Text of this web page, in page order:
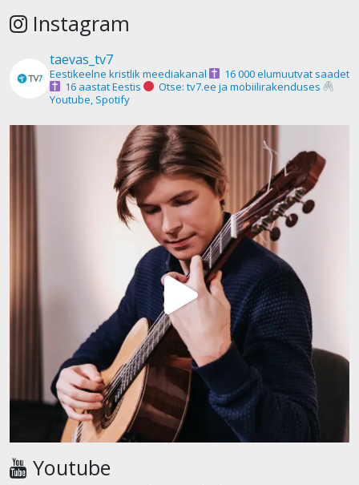
Instagram
taevas_tv7
Eestikeelne kristlik meediakanal
16 000 elumuutvat saadet
16 aastat Eestis
Otse: tv7.ee ja mobiilirakenduses
Youtube, Spotify
Youtube